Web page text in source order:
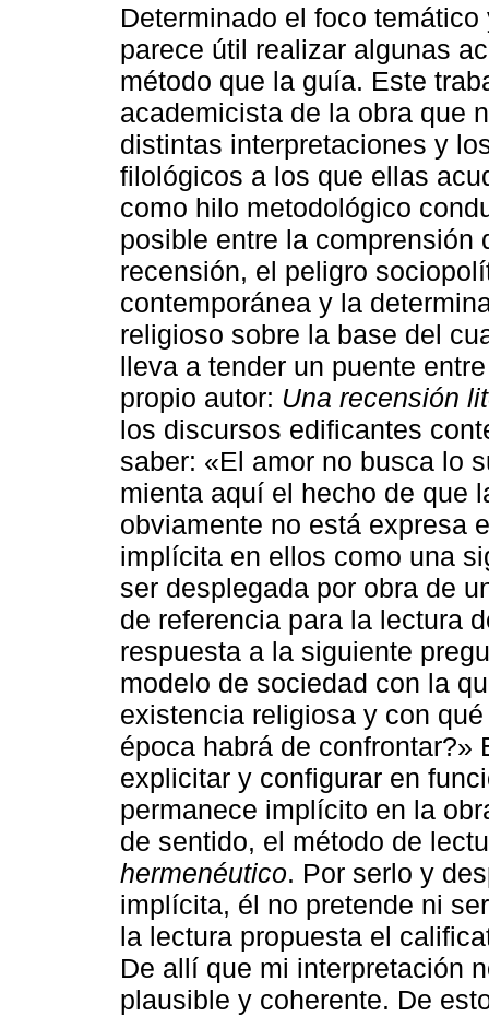
Determinado el foco
parece útil realizar algunas
método que la guía. Este
academicista de la obra que
distintas interpretaciones y
filológicos a los que ellas
como hilo metodológico
posible entre la comprensión
recensión, el peligro
contemporánea y la
religioso sobre la base del
lleva a tender un puente
propio autor: Una recensión
los discursos edificantes
saber: «El amor no busca lo
mienta aquí el hecho de que
obviamente no está expresa
implícita en ellos como una
ser desplegada por obra de
de referencia para la lectura
respuesta a la siguiente
modelo de sociedad con la
existencia religiosa y con
época habrá de confrontar?»
explicitar y configurar en
permanece implícito en la
de sentido, el método de
hermenéutico. Por serlo y
implícita, él no pretende ni
la lectura propuesta el
De allí que mi interpretación
plausible y coherente. De